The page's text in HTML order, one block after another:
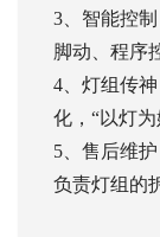
3、智能控
脚动、程序
4、灯组传
化，“以灯为
5、售后维
负责灯组的